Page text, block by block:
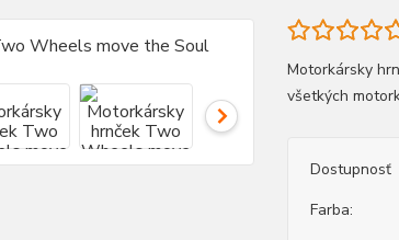
Motorkársky
všetkých
Dostupnosť
Farba: